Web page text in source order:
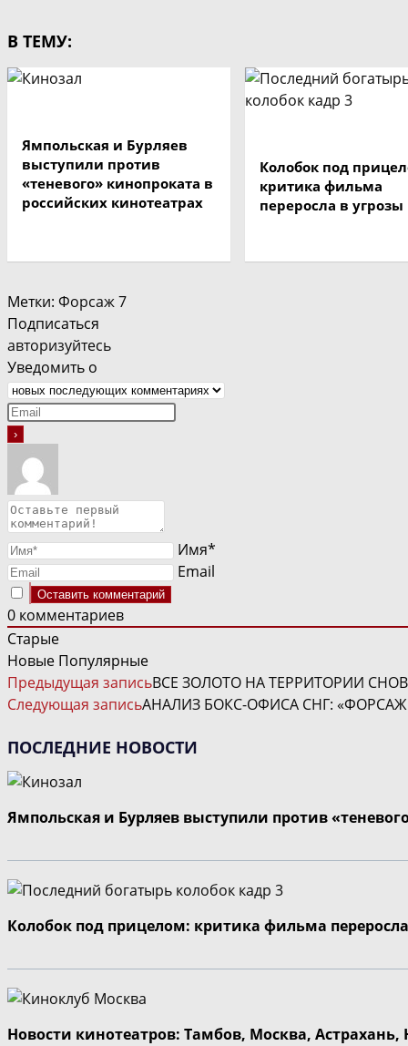
В ТЕМУ:
Ямпольская и Бурляев
выступили против
«теневого» кинопроката в
российских кинотеатрах
Колобок под
критика фильма
переросла в угрозы
Метки: Форсаж 7
Подписаться
авторизуйтесь
Уведомить о
Имя*
Email
0 комментариев
Старые
Новые Популярные
ЧИТАТЬ
ДАЛЕЕ
СТАТЬИ
Предыдущая записьВСЕ ЗОЛОТО НА ТЕРРИТОРИИ
Следующая записьАНАЛИЗ БОКС-ОФИСА СНГ:
ПОСЛЕДНИЕ НОВОСТИ
Ямпольская и Бурляев выступили против
Колобок под прицелом: критика фильма
Новости кинотеатров: Тамбов, Москва,